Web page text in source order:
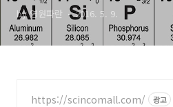
by 영원파란 2016. 5. 9.
https://scincomall.com/ 광고